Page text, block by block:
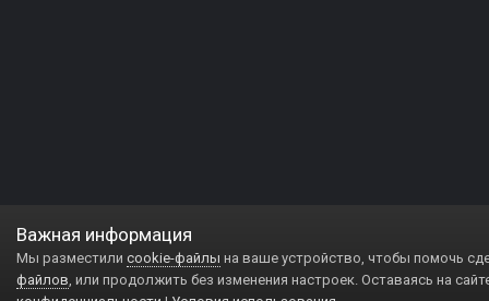
Важная информация
Мы разместили cookie-файлы на ваше устройство, чтобы помочь
файлов, или продолжить без изменения настроек. Оставаясь на